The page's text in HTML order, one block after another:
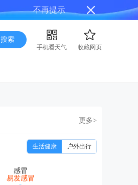
不再提示
搜索
手机看天气
收藏网页
周三 周四
更多>
生活健康 户外出行
易发感冒